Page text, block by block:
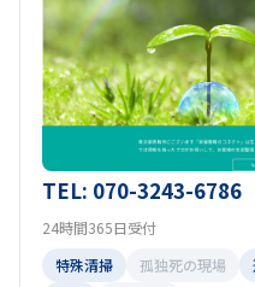
TEL: 070-3243-6786
24時間365日受付
特殊清掃
孤独死の現場